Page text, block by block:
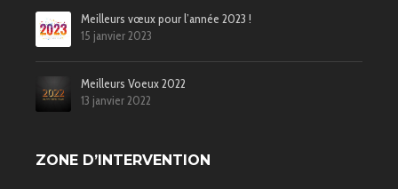
Meilleurs vœux pour l’année 2023 !
15 janvier 2023
Meilleurs Voeux 2022
13 janvier 2022
ZONE D’INTERVENTION